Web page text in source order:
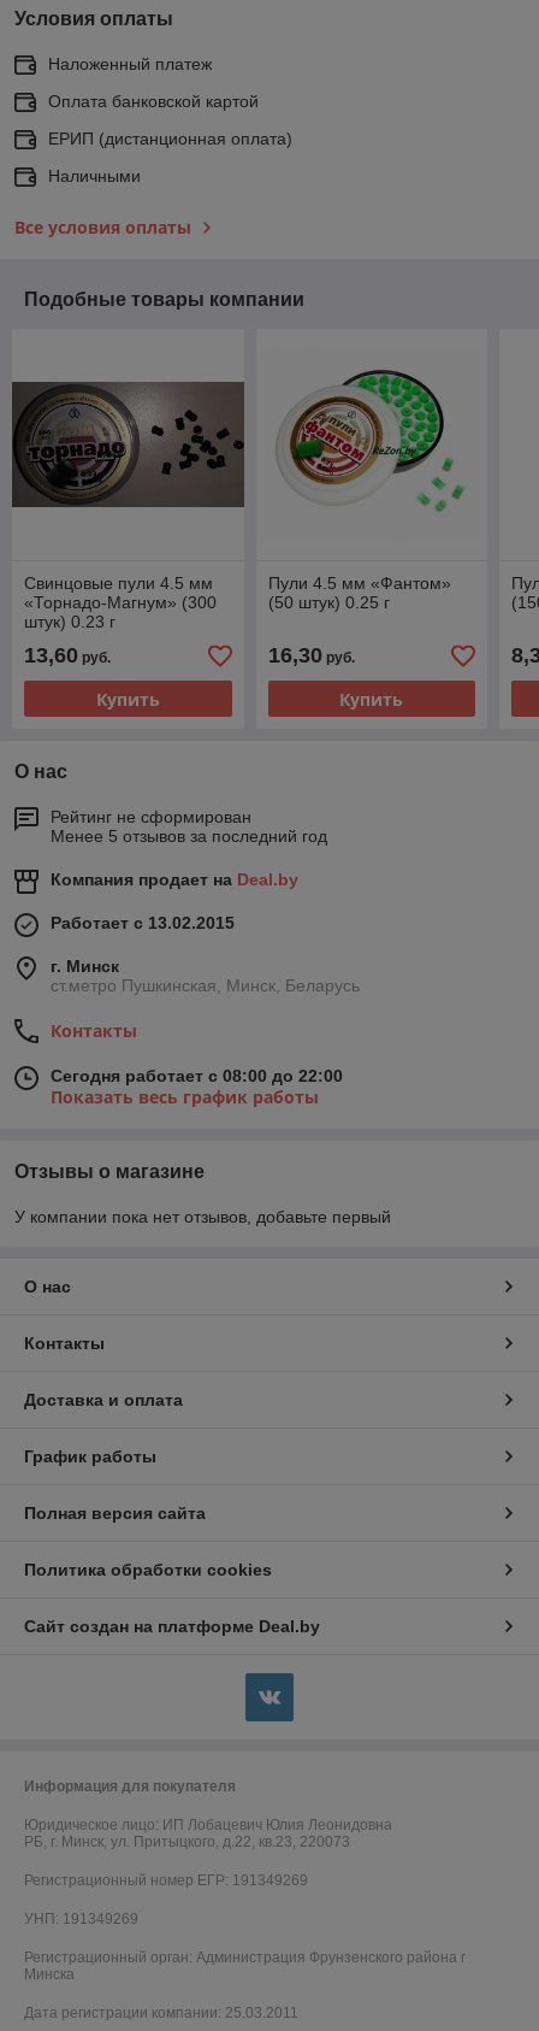
Условия оплаты
Наложенный платеж
Оплата банковской картой
ЕРИП (дистанционная оплата)
Наличными
Все условия оплаты
Подобные товары компании
Свинцовые пули 4.5 мм
«Торнадо-Магнум» (300
штук) 0.23 г
13,60 руб.
Купить
Пули 4.5 мм «Фантом»
(50 штук) 0.25 г
16,30руб.
Купить
О нас
Рейтинг не сформирован
Менее 5 отзывов за последний год
Компания продает на Deal.by
Работает с 13.02.2015
г. Минск
ст.метро Пушкинская, Минск, Беларусь
Контакты
Сегодня работает с 08:00 до 22:00
Показать весь график работы
Отзывы о магазине
У компании пока нет отзывов, добавьте первый
О нас
Контакты
Доставка и оплата
График работы
Полная версия сайта
Политика обработки cookies
Сайт создан на платформе Deal.by
Информация для покупателя
Юридическое лицо: ИП Лобацевич Юлия Леонидовна
РБ, г. Минск, ул. Притыцкого, д.22, кв.23, 220073
Регистрационный номер ЕГР: 191349269
УНП: 191349269
Регистрационный орган: Администрация Фрунзенского района г
Минска
Дата регистрации компании: 25.03.2011